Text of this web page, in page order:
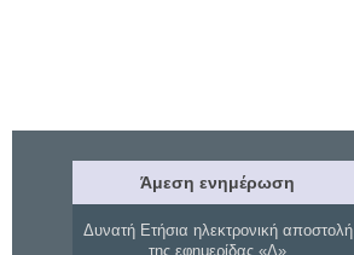
Άμεση ενημέρωση
Δυνατή Ετήσια ηλεκτρονική αποστολή
της εφημερίδας «Δ»